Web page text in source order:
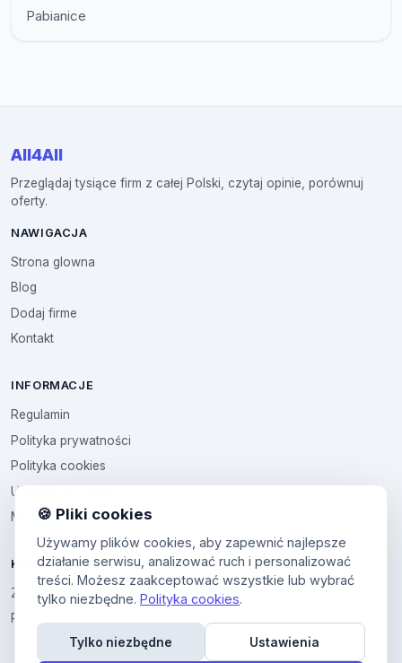
Pabianice
All4All
Przeglądaj tysiące firm z całej Polski, czytaj opinie, porównuj
oferty.
NAWIGACJA
Strona glowna
Blog
Dodaj firme
Kontakt
INFORMACJE
Regulamin
Polityka prywatności
Polityka cookies
Ustawienia cookies
Multikod
KONTO
Zaloguj sie
Panel uzytkownika
🍪 Pliki cookies
Używamy plików cookies, aby zapewnić najlepsze
działanie serwisu, analizować ruch i personalizować
treści. Możesz zaakceptować wszystkie lub wybrać
tylko niezbędne. Polityka cookies.
Tylko niezbędne Ustawienia